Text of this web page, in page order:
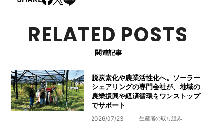
RELATED POSTS
関連記事
脱炭素化や農業活性化へ。ソーラー
シェアリングの専門会社が、地域の
農業振興や経済循環をワンストップ
でサポート
2026/07/23 生産者の取り組み